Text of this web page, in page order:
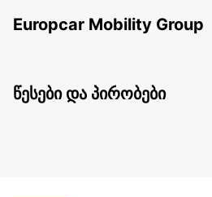
Europcar Mobility Group
წესები და პირობები